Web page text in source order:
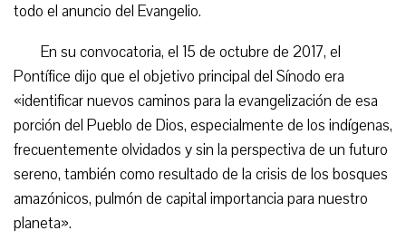
todo el anuncio del Evangelio.
En su convocatoria, el 15 de octubre de 2017, el
Pontífice dijo que el objetivo principal del Sínodo era
«identificar nuevos caminos para la evangelización de esa
porción del Pueblo de Dios, especialmente de los indígenas,
frecuentemente olvidados y sin la perspectiva de un futuro
sereno, también como resultado de la crisis de los bosques
amazónicos, pulmón de capital importancia para nuestro
planeta».